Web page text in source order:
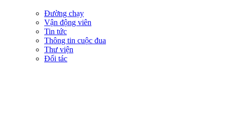
Đường chạy
Vận động viên
Tin tức
Thông tin cuộc đua
Thư viện
Đối tác